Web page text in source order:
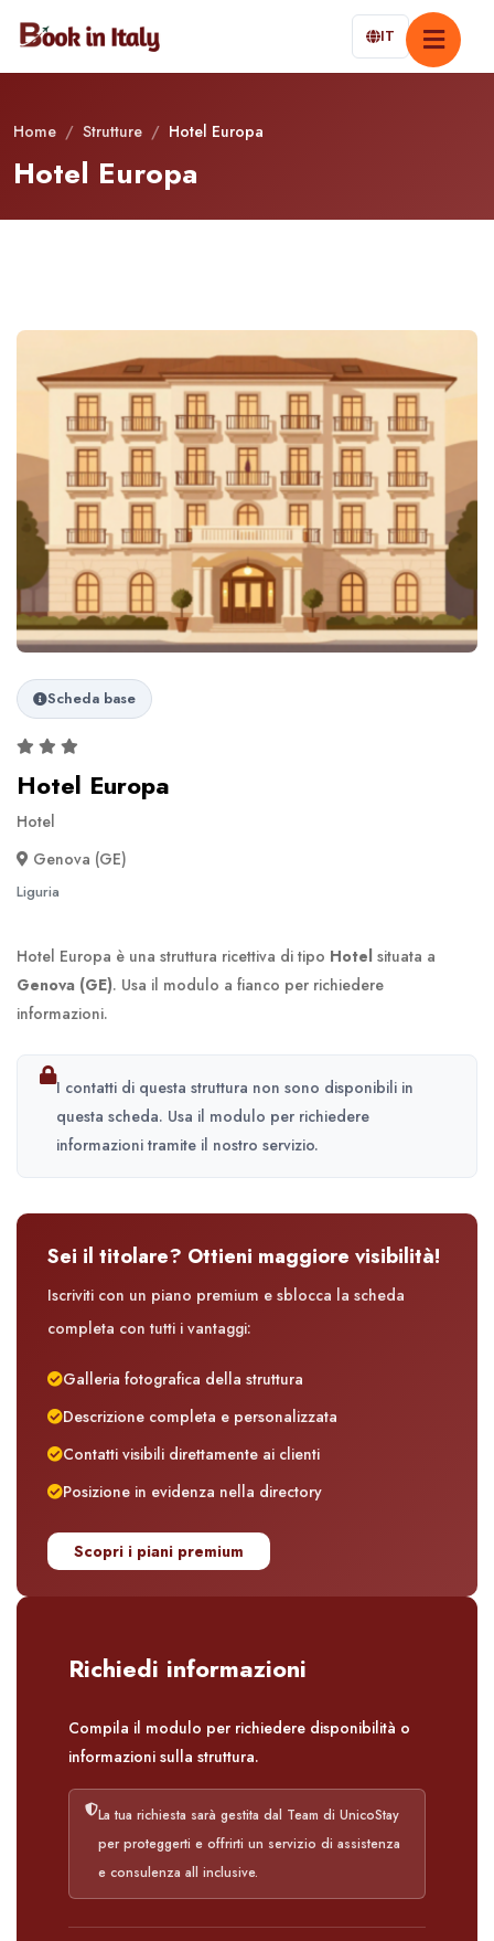
IT
Home / Strutture / Hotel Europa
Hotel Europa
Scheda base
Hotel Europa
Hotel
Genova (GE)
Liguria
Hotel Europa è una struttura ricettiva di tipo Hotel situata a
Genova (GE). Usa il modulo a fianco per richiedere
informazioni.
I contatti di questa struttura non sono disponibili in
questa scheda. Usa il modulo per richiedere
informazioni tramite il nostro servizio.
Sei il titolare? Ottieni maggiore visibilità!
Iscriviti con un piano premium e sblocca la scheda
completa con tutti i vantaggi:
Galleria fotografica della struttura
Descrizione completa e personalizzata
Contatti visibili direttamente ai clienti
Posizione in evidenza nella directory
Scopri i piani premium
Richiedi informazioni
Compila il modulo per richiedere disponibilità o
informazioni sulla struttura.
La tua richiesta sarà gestita dal Team di UnicoStay
per proteggerti e offrirti un servizio di assistenza
e consulenza all inclusive.